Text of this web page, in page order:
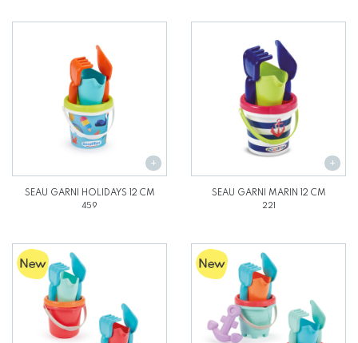
SEAU GARNI HOLIDAYS 12 CM
459
SEAU GARNI MARIN 12 CM
221